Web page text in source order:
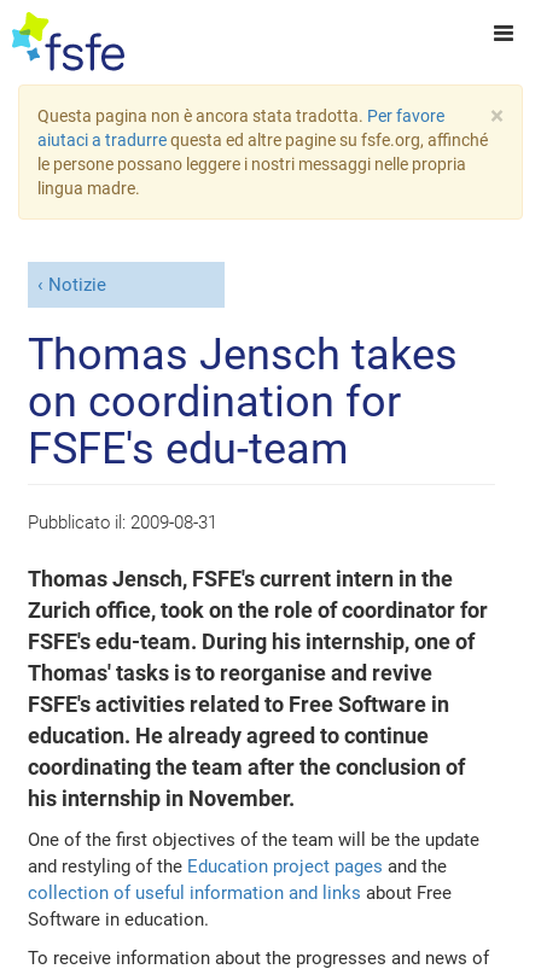
×
Questa pagina non è ancora stata tradotta. Per favore
aiutaci a tradurrequesta ed altre pagine su fsfe.org, affinché
le persone possano leggere i nostri messaggi nelle propria
lingua madre.
Notizie
Thomas Jensch takes
on coordination for
FSFE's edu-team
Pubblicato il: 2009-08-31
Thomas Jensch, FSFE's current intern in the
Zurich office, took on the role of coordinator for
FSFE's edu-team. During his internship, one of
Thomas' tasks is to reorganise and revive
FSFE's activities related to Free Software in
education. He already agreed to continue
coordinating the team after the conclusion of
his internship in November.
One of the first objectives of the team will be the update
and restyling of the Education project pages and the
collection of useful information and links about Free
Software in education.
To receive information about the progresses and news of